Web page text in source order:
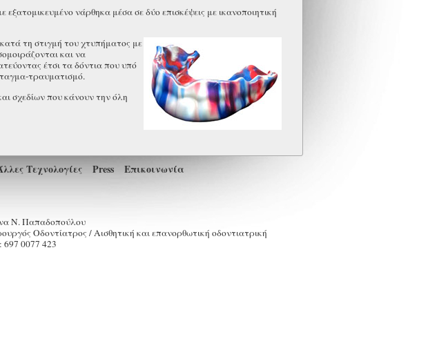
νάρθηκα μέσα σε δύο επισκέψεις με ικανοποιητική
τη στιγμή του χτυπήματος με
και να
έτσι τα δόντια που υπό
τραυματισμό.
σχεδίων που κάνουν την όλη
Τεχνολογίες Press Επικοινωνία
Ν. Παπαδοπούλου
Οδοντίατρος / Αισθητική και επανορθωτική οδοντιατρική
0077 423